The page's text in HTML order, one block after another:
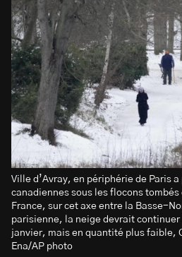
Ville d’Avray, en périphérie de Paris
canadiennes sous les flocons
France, sur cet axe entre la Basse-
parisienne, la neige devrait continuer
janvier, mais en quantité plus faible,
Ena/AP photo